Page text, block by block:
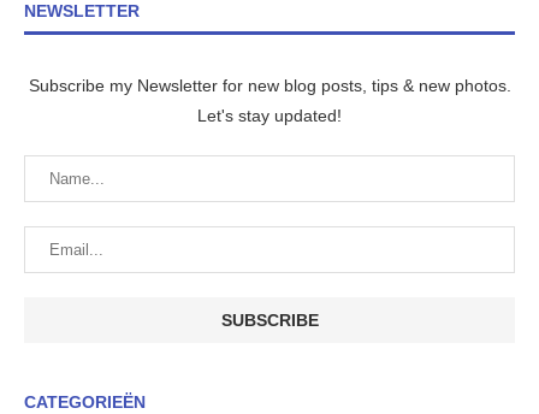
NEWSLETTER
Subscribe my Newsletter for new blog posts, tips & new photos.
Let's stay updated!
CATEGORIEËN